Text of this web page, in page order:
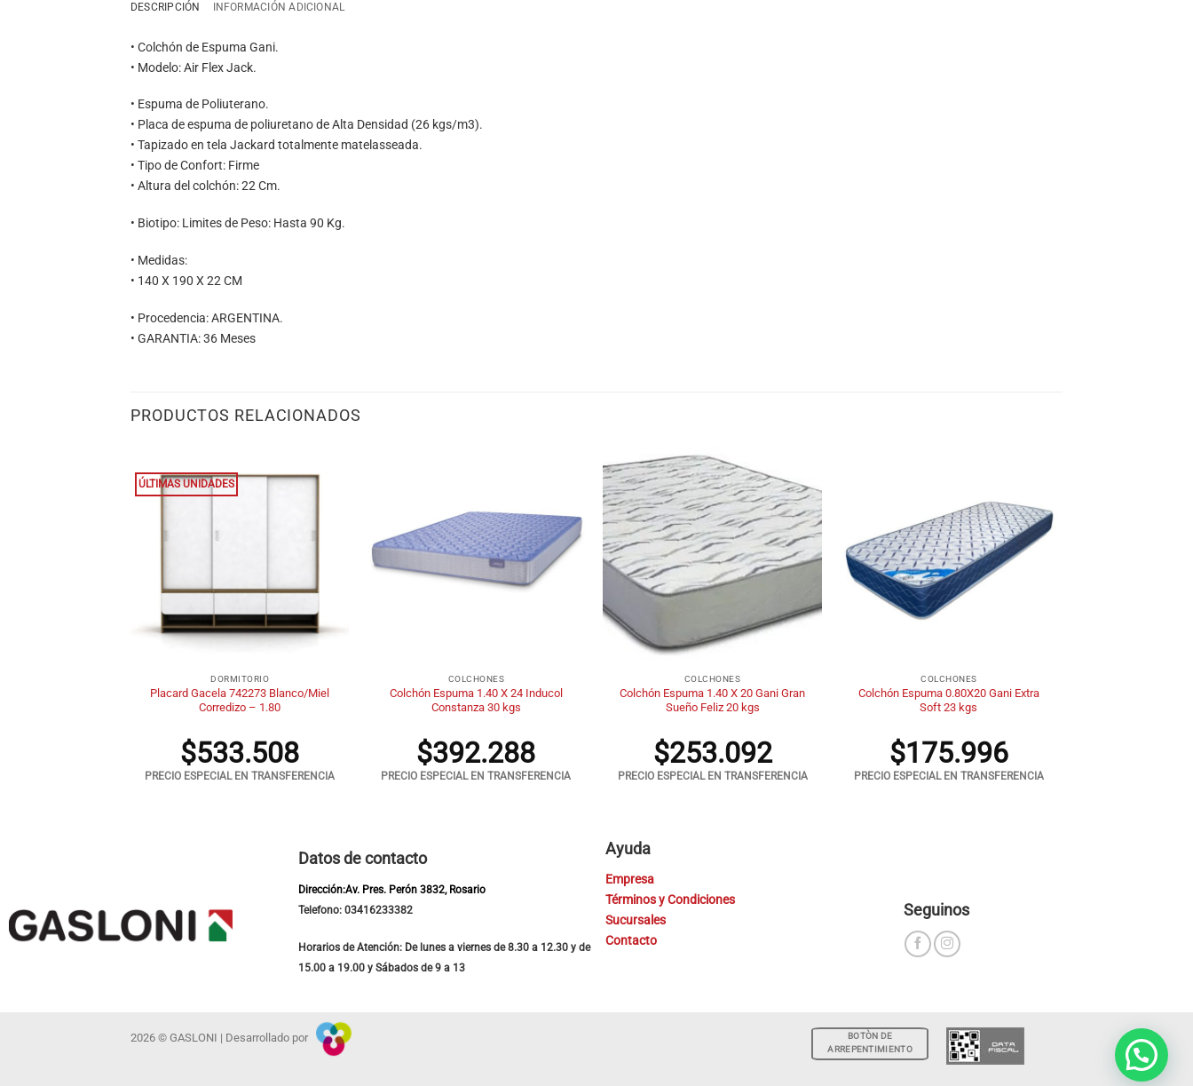
DESCRIPCIÓN INFORMACIÓN ADICIONAL
• Colchón de Espuma Gani.
• Modelo: Air Flex Jack.
• Espuma de Poliuterano.
• Placa de espuma de poliuretano de Alta Densidad (26 kgs/m3).
• Tapizado en tela Jackard totalmente matelasseada.
• Tipo de Confort: Firme
• Altura del colchón: 22 Cm.
• Biotipo: Limites de Peso: Hasta 90 Kg.
• Medidas:
• 140 X 190 X 22 CM
• Procedencia: ARGENTINA.
• GARANTIA: 36 Meses
PRODUCTOS RELACIONADOS
ÚLTIMAS UNIDADES
DORMITORIO
Placard Gacela 742273 Blanco/Miel
Corredizo – 1.80
$533.508
PRECIO ESPECIAL EN TRANSFERENCIA
COLCHONES
Colchón Espuma 1.40 X 24 Inducol
Constanza 30 kgs
$392.288
PRECIO ESPECIAL EN TRANSFERENCIA
COLCHONES
Colchón Espuma 1.40 X 20 Gani Gran
Sueño Feliz 20 kgs
$253.092
PRECIO ESPECIAL EN TRANSFERENCIA
COLCHONES
Colchón Espuma 0.80X20 Gani Extra
Soft 23 kgs
$175.996
PRECIO ESPECIAL EN TRANSFERENCIA
Datos de contacto
Dirección:Av. Pres. Perón 3832, Rosario
Telefono: 03416233382
Horarios de Atención: De lunes a viernes de 8.30 a 12.30 y de
15.00 a 19.00 y Sábados de 9 a 13
Ayuda
Empresa
Términos y Condiciones
Sucursales
Contacto
Seguinos
BOTÒN DE
ARREPENTIMIENTO
2026 © GASLONI | Desarrollado por